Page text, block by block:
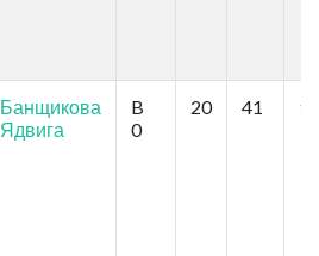
Банщикова
Ядвига
B
0
20 41